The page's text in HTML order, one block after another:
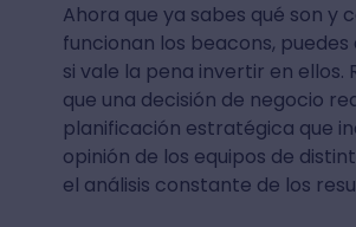
Ahora que ya sabes qué son y
funcionan los beacons,
si vale la pena invertir en ellos.
que una decisión de negocio
planificación estratégica que
opinión de los equipos de
el análisis constante de los